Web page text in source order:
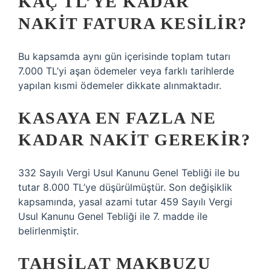
NAKIT FATURA KESILIR?
Bu kapsamda aynı gün içerisinde toplam tutarı
7.000 TL’yi aşan ödemeler veya farklı tarihlerde
yapılan kısmi ödemeler dikkate alınmaktadır.
KASAYA EN FAZLA NE
KADAR NAKIT GEREKIR?
332 Sayılı Vergi Usul Kanunu Genel Tebliği ile bu
tutar 8.000 TL’ye düşürülmüştür. Son değişiklik
kapsamında, yasal azami tutar 459 Sayılı Vergi
Usul Kanunu Genel Tebliği ile 7. madde ile
belirlenmiştir.
TAHSILAT MAKBUZU